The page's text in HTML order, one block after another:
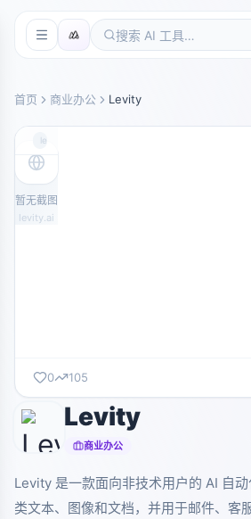
首页 商业办公 Levity
levity.ai
暂无截图
levity.ai
0 105
Levity
商业办公
Levity 是一款面向非技术用户的 AI 自
类文本、图像和文档，并用于邮件、客